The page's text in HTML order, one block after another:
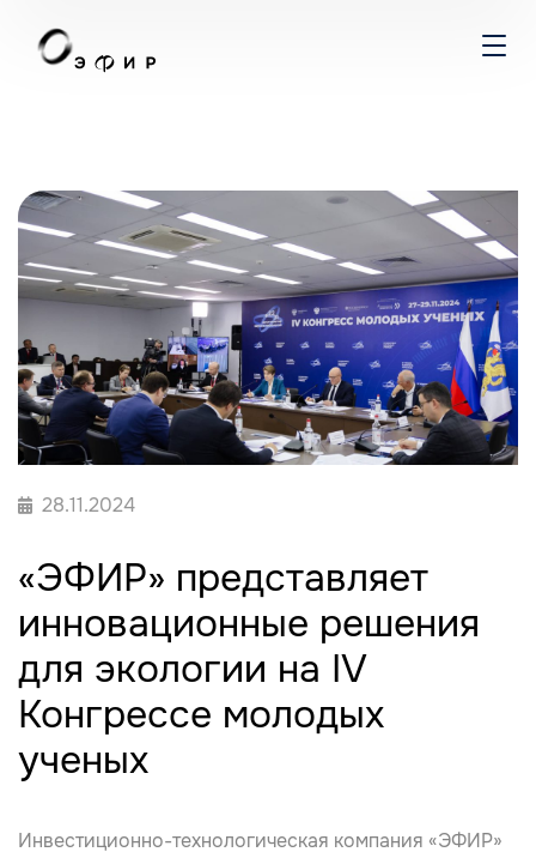
28.11.2024
«ЭФИР» представляет
инновационные решения
для экологии на IV
Конгрессе молодых
ученых
Инвестиционно-технологическая компания «ЭФИР»